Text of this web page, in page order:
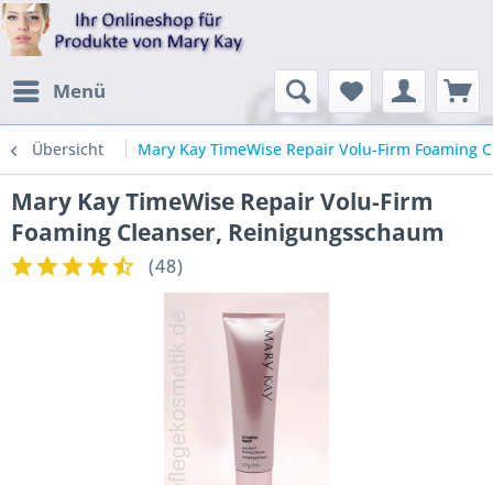
Menü
Übersicht Mary Kay TimeWise Repair Volu-Firm Foaming
Mary Kay TimeWise Repair Volu-Firm
Foaming Cleanser, Reinigungsschaum
(48)